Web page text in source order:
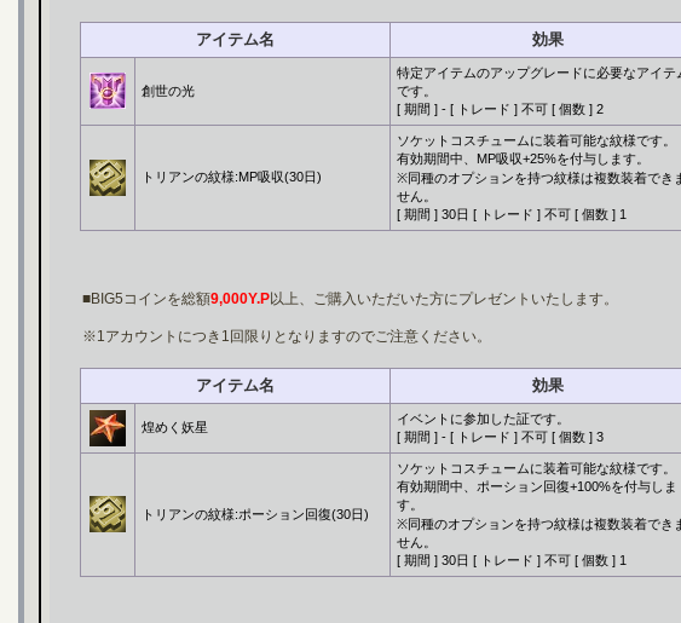
アイテム名 効果
創世の光
特定アイテムのアップグレードに必要なアイテ
です。
[ 期間 ] - [ トレード ] 不可 [ 個数 ] 2
トリアンの紋様:MP吸収(30日)
ソケットコスチュームに装着可能な紋様です。
有効期間中、MP吸収+25%を付与します。
※同種のオプションを持つ紋様は複数装着でき
せん。
[ 期間 ] 30日 [ トレード ] 不可 [ 個数 ] 1
■BIG5コインを総額9,000Y.P以上、ご購入いただいた方にプレゼントいたします。
※1アカウントにつき1回限りとなりますのでご注意ください。
アイテム名 効果
煌めく妖星
イベントに参加した証です。
[ 期間 ] - [ トレード ] 不可 [ 個数 ] 3
トリアンの紋様:ポーション回復(30日)
ソケットコスチュームに装着可能な紋様です。
有効期間中、ポーション回復+100%を付与しま
す。
※同種のオプションを持つ紋様は複数装着でき
せん。
[ 期間 ] 30日 [ トレード ] 不可 [ 個数 ] 1